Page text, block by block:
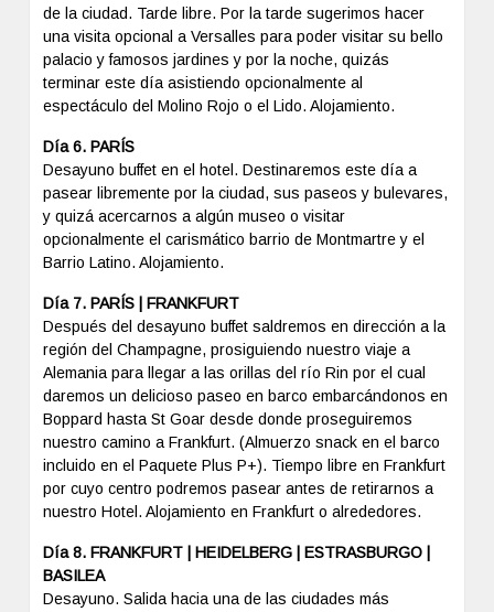
de la ciudad. Tarde libre. Por la tarde sugerimos hacer
una visita opcional a Versalles para poder visitar su bello
palacio y famosos jardines y por la noche, quizás
terminar este día asistiendo opcionalmente al
espectáculo del Molino Rojo o el Lido. Alojamiento.
Día 6. PARÍS
Desayuno buffet en el hotel. Destinaremos este día a
pasear libremente por la ciudad, sus paseos y bulevares,
y quizá acercarnos a algún museo o visitar
opcionalmente el carismático barrio de Montmartre y el
Barrio Latino. Alojamiento.
Día 7. PARÍS | FRANKFURT
Después del desayuno buffet saldremos en dirección a la
región del Champagne, prosiguiendo nuestro viaje a
Alemania para llegar a las orillas del río Rin por el cual
daremos un delicioso paseo en barco embarcándonos en
Boppard hasta St Goar desde donde proseguiremos
nuestro camino a Frankfurt. (Almuerzo snack en el barco
incluido en el Paquete Plus P+). Tiempo libre en Frankfurt
por cuyo centro podremos pasear antes de retirarnos a
nuestro Hotel. Alojamiento en Frankfurt o alrededores.
Día 8. FRANKFURT | HEIDELBERG | ESTRASBURGO |
BASILEA
Desayuno. Salida hacia una de las ciudades más